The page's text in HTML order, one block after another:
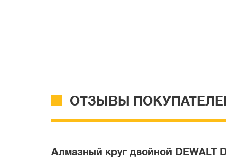
ОТЗЫВЫ
Алмазный круг двойной DEWALT